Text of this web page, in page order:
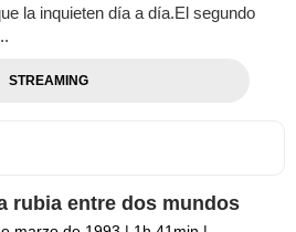
la inquieten día a día.El segundo
STREAMING
rubia entre dos mundos